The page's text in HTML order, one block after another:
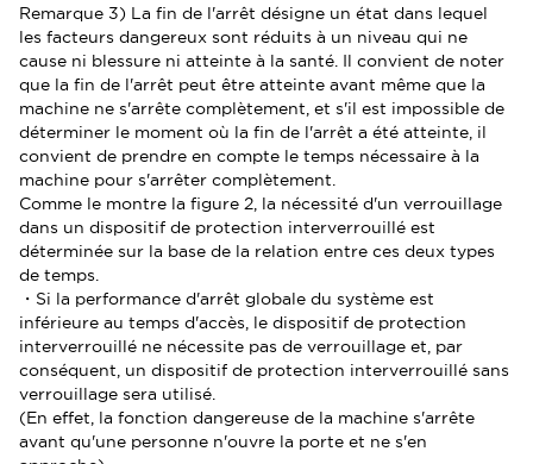
Remarque 3) La fin de l'arrêt désigne un état dans lequel
les facteurs dangereux sont réduits à un niveau qui ne
cause ni blessure ni atteinte à la santé. Il convient de noter
que la fin de l'arrêt peut être atteinte avant même que la
machine ne s'arrête complètement, et s'il est impossible de
déterminer le moment où la fin de l'arrêt a été atteinte, il
convient de prendre en compte le temps nécessaire à la
machine pour s'arrêter complètement.
Comme le montre la figure 2, la nécessité d'un verrouillage
dans un dispositif de protection interverrouillé est
déterminée sur la base de la relation entre ces deux types
de temps.
・Si la performance d'arrêt globale du système est
inférieure au temps d'accès, le dispositif de protection
interverrouillé ne nécessite pas de verrouillage et, par
conséquent, un dispositif de protection interverrouillé sans
verrouillage sera utilisé.
(En effet, la fonction dangereuse de la machine s'arrête
avant qu'une personne n'ouvre la porte et ne s'en